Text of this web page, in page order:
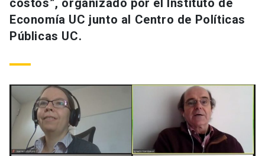
costos”, organizado por el Instituto de
Economía UC junto al Centro de Políticas
Públicas UC.